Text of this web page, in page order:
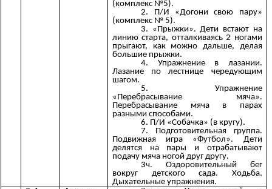
(комплекс №5).
2. П/И «Догони свою пару»
(комплекс № 5).
3. «Прыжки». Дети встают на
линию старта, отталкиваясь 2 ногами
прыгают, как можно дальше, делая
большие прыжки.
4. Упражнение в лазании.
Лазание по лестнице чередующим
шагом.
5. Упражнение
«Перебрасывание мяча».
Перебрасывание мяча в парах
разными способами.
6. П/И «Собачка» (в кругу).
7. Подготовительная группа.
Подвижная игра «Футбол». Дети
делятся на пары и отрабатывают
подачу мяча ногой друг другу.
3ч. Оздоровительный бег
вокруг детского сада. Ходьба.
Дыхательные упражнения.